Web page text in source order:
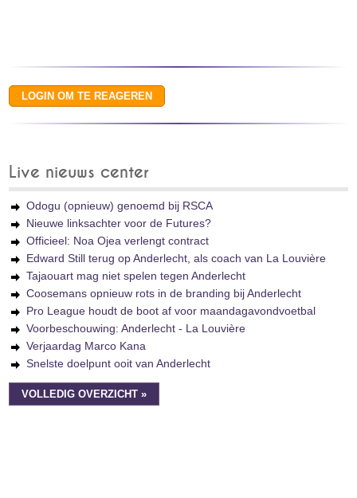
Live nieuws center
Odogu (opnieuw) genoemd bij RSCA
Nieuwe linksachter voor de Futures?
Officieel: Noa Ojea verlengt contract
Edward Still terug op Anderlecht, als coach van La Louvière
Tajaouart mag niet spelen tegen Anderlecht
Coosemans opnieuw rots in de branding bij Anderlecht
Pro League houdt de boot af voor maandagavondvoetbal
Voorbeschouwing: Anderlecht - La Louvière
Verjaardag Marco Kana
Snelste doelpunt ooit van Anderlecht
VOLLEDIG OVERZICHT »